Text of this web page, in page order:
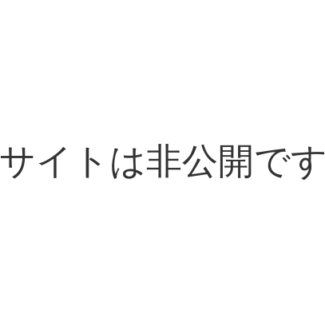
サイトは非公開です